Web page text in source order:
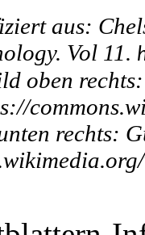
aus:
Vol 11.
oben
rechts: